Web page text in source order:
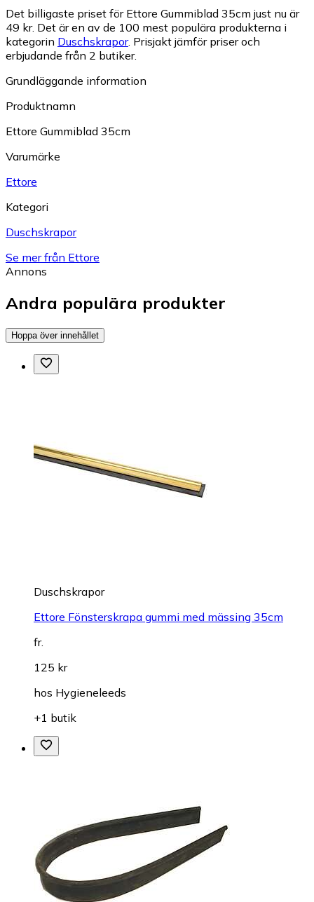
Det billigaste priset för Ettore Gummiblad 35cm just nu är
49 kr. Det är en av de 100 mest populära produkterna i
kategorin Duschskrapor. Prisjakt jämför priser och
erbjudande från 2 butiker.
Grundläggande information
Produktnamn
Ettore Gummiblad 35cm
Varumärke
Ettore
Kategori
Duschskrapor
Se mer från Ettore
Annons
Andra populära produkter
Hoppa över innehållet
Duschskrapor
Ettore Fönsterskrapa gummi med mässing 35cm
fr.
125 kr
hos Hygieneleeds
+1 butik